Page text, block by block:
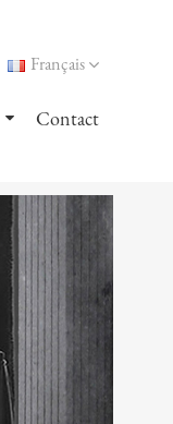
Français
Contact